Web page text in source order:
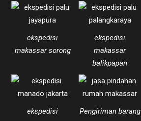
ekspedisi
makassar sorong
ekspedisi
makassar
balikpapan
ekspedisi
Pengiriman barang